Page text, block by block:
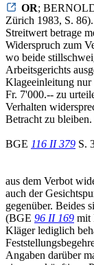
OR;
Zürich 1983, S.
Streitwert betrage
Widerspruch zum
wo beide
Arbeitsgerichts
Klageeinleitung nur
Fr. 7'000.-- zu
Verhalten
Betracht zu
BGE 116 II 379 S.
aus dem Verbot
auch der
gegenüber. Beides
(BGE 96 II 169 mit
Kläger lediglich
Angaben darüber